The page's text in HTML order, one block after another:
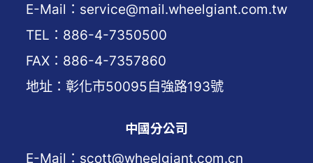
E-Mail：service@mail.wheelgiant.com.tw
TEL：886-4-7350500
FAX：886-4-7357860
地址：彰化市50095自強路193號
中國分公司
E-Mail：scott@wheelgiant.com.cn